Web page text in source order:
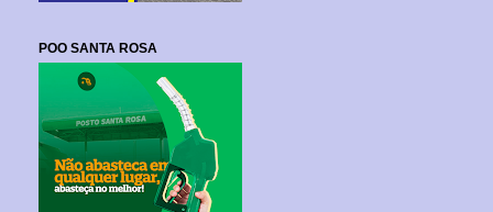
POO SANTA ROSA